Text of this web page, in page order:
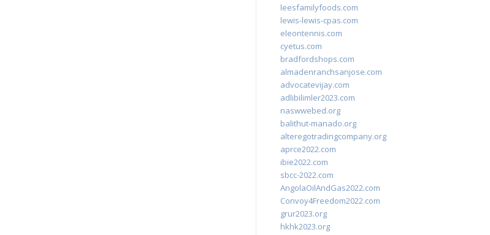
leesfamilyfoods.com
lewis-lewis-cpas.com
eleontennis.com
cyetus.com
bradfordshops.com
almadenranchsanjose.com
advocatevijay.com
adlibilimler2023.com
naswwebed.org
balithut-manado.org
alteregotradingcompany.org
aprce2022.com
ibie2022.com
sbcc-2022.com
AngolaOilAndGas2022.com
Convoy4Freedom2022.com
grur2023.org
hkhk2023.org